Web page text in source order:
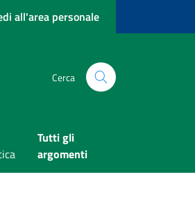
all'area personale
Cerca
Tutti gli
argomenti